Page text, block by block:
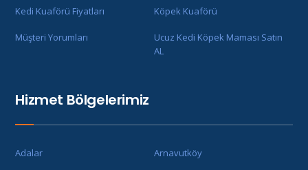
Kedi Kuaförü Fiyatları Köpek Kuaförü
Müşteri Yorumları
Ucuz Kedi Köpek Maması Satın
AL
Hizmet Bölgelerimiz
Adalar Arnavutköy